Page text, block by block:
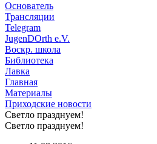
Основатель
Трансляции
Telegram
JugenDOrth e.V.
Воскр. школа
Библиотека
Лавка
Главная
Материалы
Приходские новости
Светло празднуем!
Светло празднуем!